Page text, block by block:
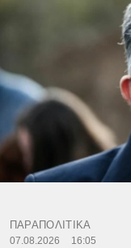
ΠΑΡΑΠΟΛΙΤΙΚΑ
07.08.2026 16:05